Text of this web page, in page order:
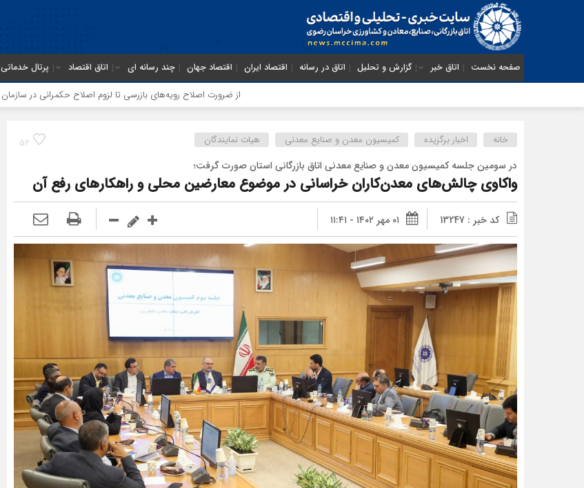
صفحه نخست اتاق خبر گزارش و تحلیل اتاق در رسانه اقتصاد ایران اقتصاد جهان چند رسانه ای اتاق اقتصاد پرتال خدماتی
از ضرورت اصلاح رویه‌های بازرسی تا لزوم اصلاح حکمرانی در سازمان تأمین اجتماعی
52 خانه اخبار برگزیده کمیسیون معدن و صنایع معدنی هیات نمایندگان
در سومین جلسه‌ کمیسیون معدن و صنایع معدنی اتاق بازرگانی استان صورت گرفت؛
واکاوی چالش‌های معدن‌کاران خراسانی در موضوع معارضین محلی و راهکارهای رفع آن
کد خبر : 13247 ۰۱ مهر ۱۴۰۲ - ۱۱:۴۱